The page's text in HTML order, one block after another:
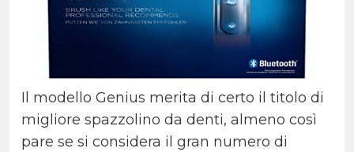
Il modello Genius merita di certo il titolo di
migliore spazzolino da denti, almeno così
pare se si considera il gran numero di